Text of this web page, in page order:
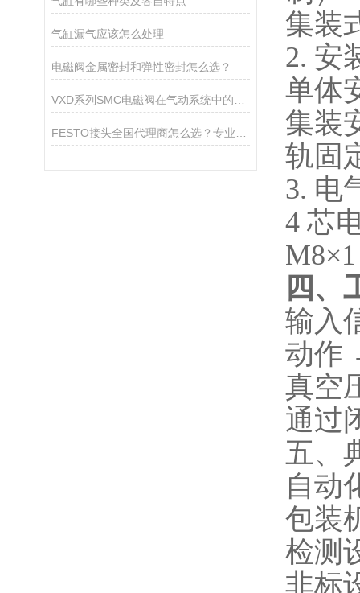
气缸漏气应该怎么处理
电磁阀金属密封和弹性密封怎么选？
集装
2. 安
单体
集装
轨固
3. 电
4 芯
四、
输入
动作
真空
通过
五、
自动
包装
检测
非标